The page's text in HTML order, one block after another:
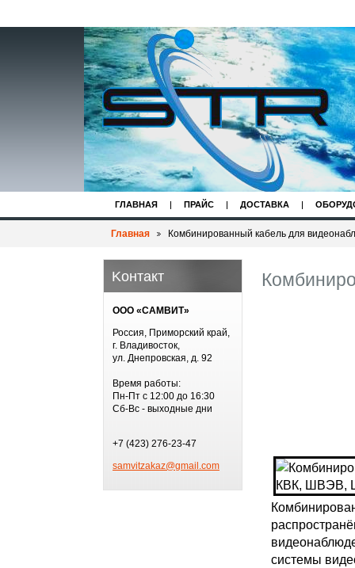
ГЛАВНАЯ ПРАЙС ДОСТАВКА
Главная Комбинированный кабель для
системы
Koнтакт
ООО «САМВИТ»
Россия, Приморский край,
г. Владивосток,
ул. Днепровская, д. 92
Время работы:
Пн-Пт с 12:00 до 16:30
Сб-Вс - выходные дни
+7 (423) 276-23-47
samvitzakaz@gmail.com